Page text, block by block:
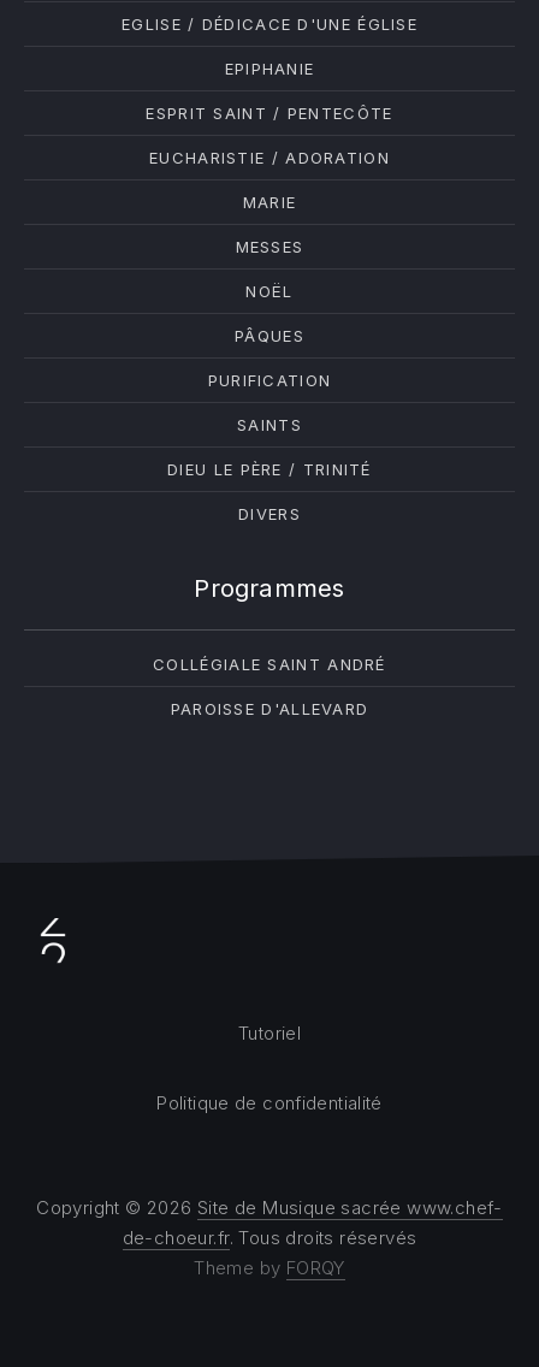
EGLISE / DÉDICACE D'UNE ÉGLISE
EPIPHANIE
ESPRIT SAINT / PENTECÔTE
EUCHARISTIE / ADORATION
MARIE
MESSES
NOËL
PÂQUES
PURIFICATION
SAINTS
DIEU LE PÈRE / TRINITÉ
DIVERS
Programmes
COLLÉGIALE SAINT ANDRÉ
PAROISSE D'ALLEVARD
Copyright © 2026 Site de Musique sacrée www.chef-
de-choeur.fr. Tous droits réservés
Theme by FORQY
Tutoriel
Politique de confidentialité